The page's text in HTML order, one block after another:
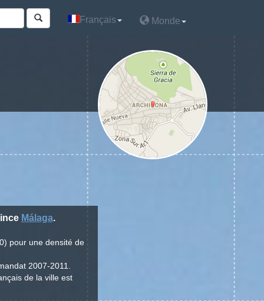
Français Monde
Málaga.
pour une densité de
2007-2011.
de la ville est
Français Monde